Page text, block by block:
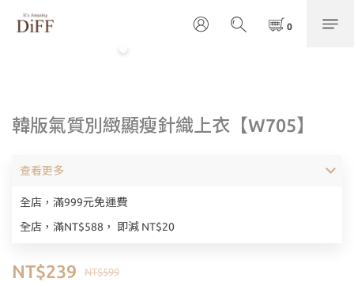
韓版氣質別緻顯瘦針織上衣【W705】
全店，滿999元免運費
全店，滿NT$588， 即減 NT$20
查看更多
NT$599
NT$239